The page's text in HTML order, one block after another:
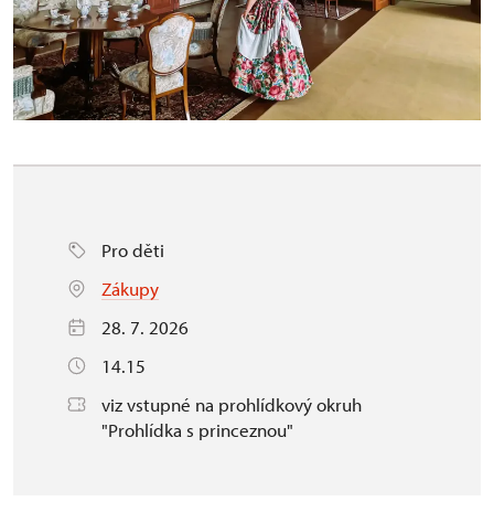
Pro děti
Zákupy
28. 7. 2026
14.15
viz vstupné na prohlídkový okruh
"Prohlídka s princeznou"